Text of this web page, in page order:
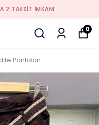
2 TAKSİT İMKANI
0
Pantolon